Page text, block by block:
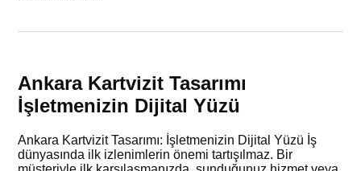
Ankara Kartvizit Tasarımı
İşletmenizin Dijital Yüzü
Ankara Kartvizit Tasarımı: İşletmenizin Dijital Yüzü İş
dünyasında ilk izlenimlerin önemi tartışılmaz. Bir